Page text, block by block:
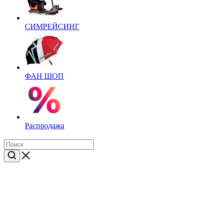
СИМРЕЙСИНГ
ФАН ШОП
Распродажа